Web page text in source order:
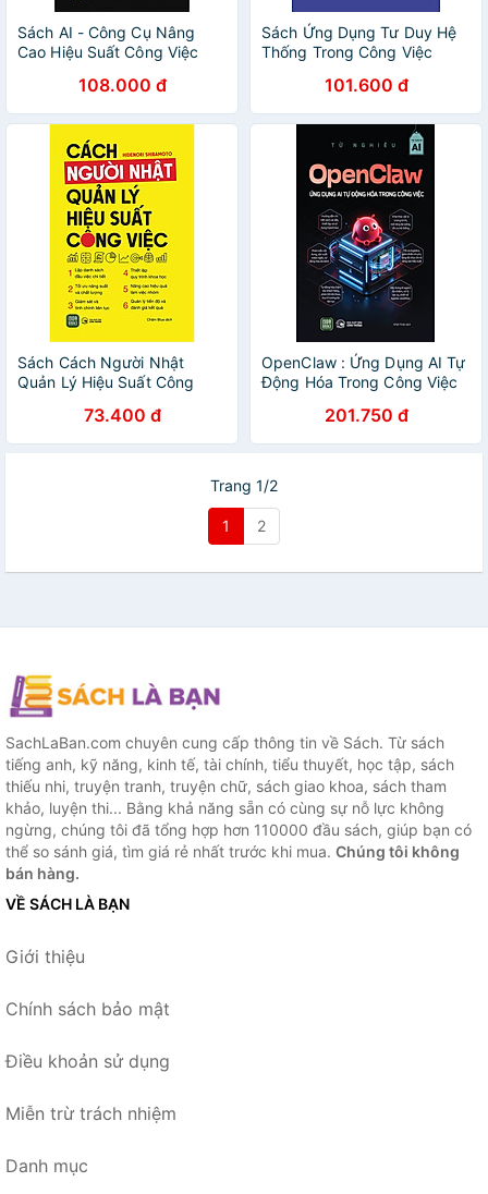
Sách AI - Công Cụ Nâng
Cao Hiệu Suất Công Việc
108.000 đ
Sách Ứng Dụng Tư Duy Hệ
Thống Trong Công Việc
101.600 đ
Sách Cách Người Nhật
Quản Lý Hiệu Suất Công
73.400 đ
OpenClaw : Ứng Dụng AI Tự
Động Hóa Trong Công Việc
201.750 đ
Trang 1/2
1 2
SachLaBan.com chuyên cung cấp thông tin về Sách. Từ sách
tiếng anh, kỹ năng, kinh tế, tài chính, tiểu thuyết, học tập, sách
thiếu nhi, truyện tranh, truyện chữ, sách giao khoa, sách tham
khảo, luyện thi... Bằng khả năng sẵn có cùng sự nỗ lực không
ngừng, chúng tôi đã tổng hợp hơn 110000 đầu sách, giúp bạn có
thể so sánh giá, tìm giá rẻ nhất trước khi mua. Chúng tôi không
bán hàng.
VỀ SÁCH LÀ BẠN
Giới thiệu
Chính sách bảo mật
Điều khoản sử dụng
Miễn trừ trách nhiệm
Danh mục